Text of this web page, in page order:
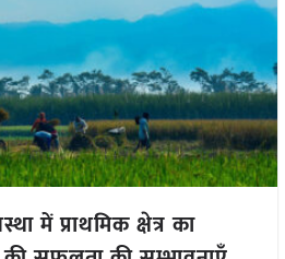
में प्राथमिक क्षेत्र का